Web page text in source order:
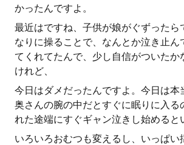
かったんですよ。
最近はですね、子供が娘がぐずったら
なりに操ることで、なんとか泣き止ん
てくれてたんで、少し自信がついたか
けれど、
今日はダメだったんですよ。今日は本
奥さんの腕の中だとすぐに眠りに入る
れた途端にすぐギャン泣きし始めると
いろいろおむつも変えるし、いっぱい